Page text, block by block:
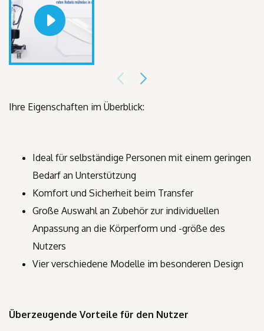
Ihre Eigenschaften im Überblick:
Ideal für selbständige Personen mit einem geringen
Bedarf an Unterstützung
Komfort und Sicherheit beim Transfer
Große Auswahl an Zubehör zur individuellen
Anpassung an die Körperform und -größe des
Nutzers
Vier verschiedene Modelle im besonderen Design
Überzeugende Vorteile für den Nutzer